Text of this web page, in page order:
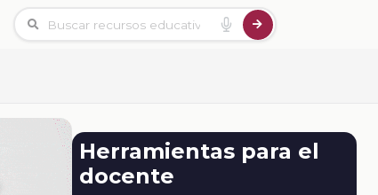
Herramientas para el
docente